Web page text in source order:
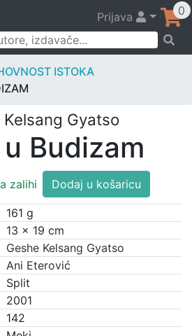
Prijava 0
ISTOKA
Kelsang Gyatso
Budizam
zalihi
Uvod
u
količina
Dodaj u košaricu
161 g
13 × 19 cm
Geshe Kelsang Gyatso
Ani Eterović
Split
2001
142